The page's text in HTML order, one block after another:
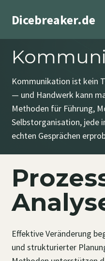
InhaltDicebreaker.de
Kommunikation ist kein
— und Handwerk kann
Methoden für Führung,
Selbstorganisation, jede
echten Gesprächen
Effektive Veränderung
und strukturierter